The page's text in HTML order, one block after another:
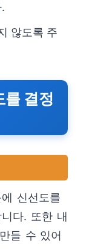
않도록 주
를 결정
신선도를
다. 또한 내
들 수 있어